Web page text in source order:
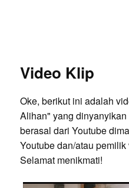
Video Klip
Oke, berikut ini adalah
Alihan" yang
berasal dari Youtube
Youtube dan/atau
Selamat menikmati!